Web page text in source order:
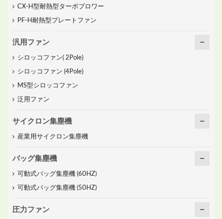
CX-H型耐熱型ターボブロワー
PF-H耐熱型プレートファン
汎用ファン
シロッコファン( 2Pole)
シロッコファン (4Pole)
MS型シロッコファン
泛用ファン
サイクロン集塵機
産業用サイクロン集塵機
バッグ集塵機
可動式バッグ集塵機 (60HZ)
可動式バッグ集塵機 (50HZ)
圧力ファン